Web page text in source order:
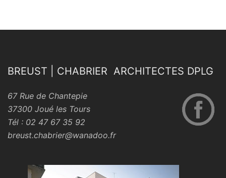
BREUST | CHABRIER ARCHITECTES DPLG
67 Rue de Chantepie
37300 Joué les Tours
Tél : 02 47 67 35 92
breust.chabrier@wanadoo.fr